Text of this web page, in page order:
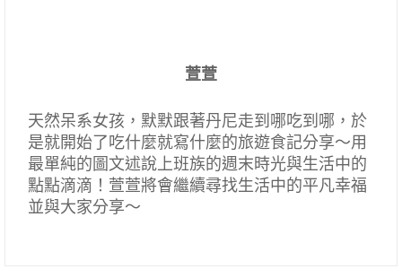
萱萱
天然呆系女孩，默默跟著丹尼走到哪吃到哪，於
是就開始了吃什麼就寫什麼的旅遊食記分享～用
最單純的圖文述說上班族的週末時光與生活中的
點點滴滴！萱萱將會繼續尋找生活中的平凡幸福
並與大家分享～